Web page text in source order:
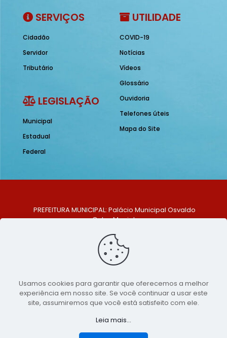
SERVIÇOS
Cidadão
Servidor
Tributário
LEGISLAÇÃO
Municipal
Estadual
Federal
UTILIDADE
COVID-19
Notícias
Vídeos
Glossário
Ouvidoria
Telefones úteis
Mapa do Site
PREFEITURA MUNICIPAL: Palácio Municipal Osvaldo
Celso Maciel
Centro, São Bento do Una - PE. CEP: 553370-128
TELEFONE: (81) 99548-1569
E-MAIL: ouvidoria@saobentodouna.pe.gov.br
Copyright 2021-2026 - Assessoria de Comunicação da
Prefeitura de São Bento do Una - PE
publicidadeLumusWeb - Agência Digital
Usamos cookies para garantir que oferecemos a melhor
experiência em nosso site. Se você continuar a usar este
site, assumiremos que você está satisfeito com ele.
Leia mais...